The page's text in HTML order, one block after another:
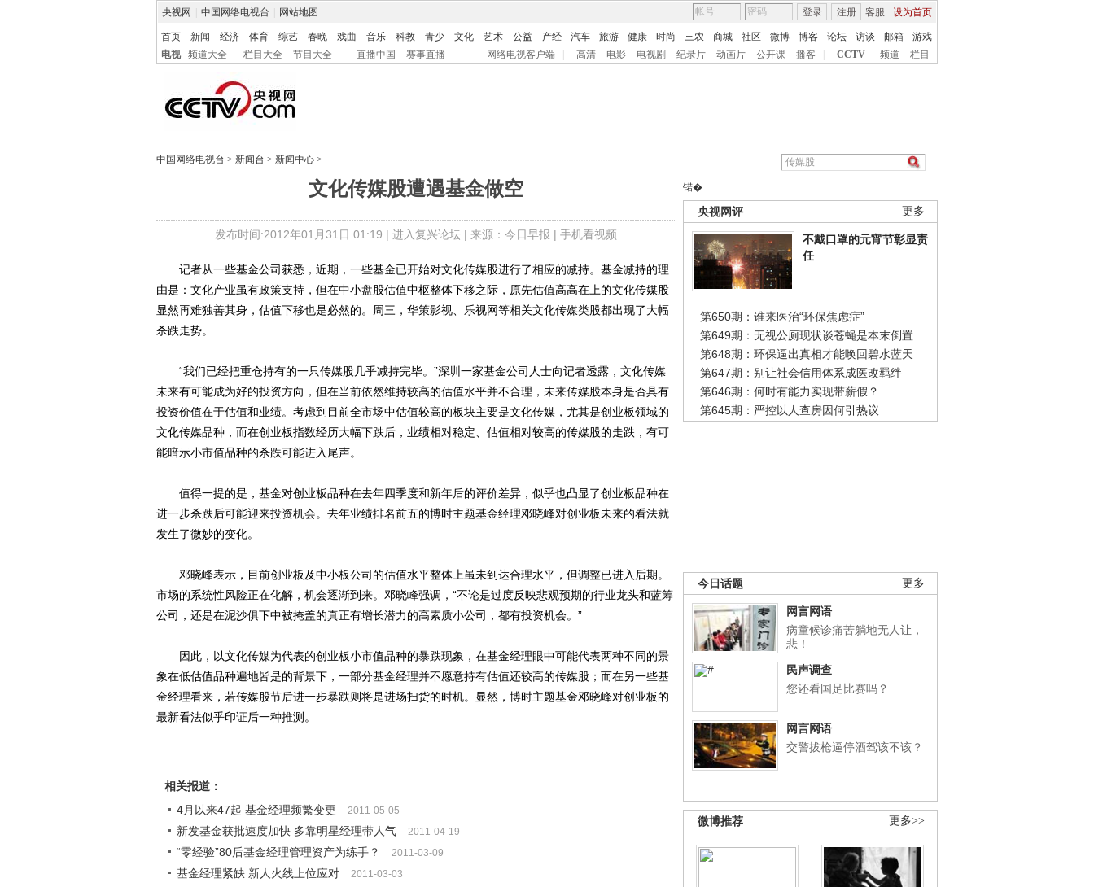
央视网 中国网络电视台 网站地图 客服 设为首页
登录 注册
首页 新闻 经济 体育 综艺 春晚 戏曲 音乐 科教 青少 文化 艺术 公益 产经 汽车 旅游 健康 时尚 三农 商城 社区 微博 博客 论坛 访谈 邮箱
游戏
电视
频道大全 栏目大全 节目大全 直播中国 赛事直播 网络电视客户端 高清 电影 电视剧 纪录片 动画片 公开课 播客 CCTV 频道 栏目
中国网络电视台 > 新闻台 > 新闻中心 >
文化传媒股遭遇基金做空
发布时间:2012年01月31日 01:19 | 进入复兴论坛| 来源：今日早报 | 手机看视频
锘�
更多
央视网评
不戴口罩的元宵节彰显责
任
第650期：谁来医治“环保焦虑症”
第649期：无视公厕现状谈苍蝇是本末倒置
第648期：环保逼出真相才能唤回碧水蓝天
第647期：别让社会信用体系成医改羁绊
第646期：何时有能力实现带薪假？
第645期：严控以人查房因何引热议
更多
今日话题
网言网语
病童候诊痛苦躺地无人让，
悲！
民声调查
您还看国足比赛吗？
网言网语
交警拔枪逼停酒驾该不该？
更多>>
微博推荐
记者从一些基金公司获悉，近期，一些基金已开始对文化传媒股进行了相应的减持。基金减持的理
由是：文化产业虽有政策支持，但在中小盘股估值中枢整体下移之际，原先估值高高在上的文化传媒股
显然再难独善其身，估值下移也是必然的。周三，华策影视、乐视网等相关文化传媒类股都出现了大幅
杀跌走势。
“我们已经把重仓持有的一只传媒股几乎减持完毕。”深圳一家基金公司人士向记者透露，文化传媒
未来有可能成为好的投资方向，但在当前依然维持较高的估值水平并不合理，未来传媒股本身是否具有
投资价值在于估值和业绩。考虑到目前全市场中估值较高的板块主要是文化传媒，尤其是创业板领域的
文化传媒品种，而在创业板指数经历大幅下跌后，业绩相对稳定、估值相对较高的传媒股的走跌，有可
能暗示小市值品种的杀跌可能进入尾声。
值得一提的是，基金对创业板品种在去年四季度和新年后的评价差异，似乎也凸显了创业板品种在
进一步杀跌后可能迎来投资机会。去年业绩排名前五的博时主题基金经理邓晓峰对创业板未来的看法就
发生了微妙的变化。
邓晓峰表示，目前创业板及中小板公司的估值水平整体上虽未到达合理水平，但调整已进入后期。
市场的系统性风险正在化解，机会逐渐到来。邓晓峰强调，“不论是过度反映悲观预期的行业龙头和蓝筹
公司，还是在泥沙俱下中被掩盖的真正有增长潜力的高素质小公司，都有投资机会。”
因此，以文化传媒为代表的创业板小市值品种的暴跌现象，在基金经理眼中可能代表两种不同的景
象在低估值品种遍地皆是的背景下，一部分基金经理并不愿意持有估值还较高的传媒股；而在另一些基
金经理看来，若传媒股节后进一步暴跌则将是进场扫货的时机。显然，博时主题基金邓晓峰对创业板的
最新看法似乎印证后一种推测。
相关报道：
4月以来47起 基金经理频繁变更
2011-05-05
新发基金获批速度加快 多靠明星经理带人气 2011-04-19
“零经验”80后基金经理管理资产为练手？ 2011-03-09
基金经理紧缺 新人火线上位应对 2011-03-03